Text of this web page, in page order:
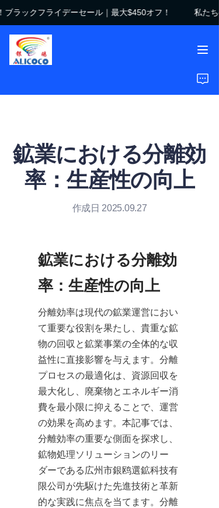
ラックフライデーセール｜最大$450オフ！
私た
私たちのストアへよう
デーセール｜最大$450
鉱業における分離効
率：生産性の向上
作成日 2025.09.27
鉱業における分離効
率：生産性の向上
分離効率は現代の鉱業運営におい
て重要な役割を果たし、貴重な鉱
物の回収と鉱業事業の全体的な収
益性に直接影響を与えます。分離
プロセスの最適化は、資源回収を
最大化し、廃棄物とエネルギー消
費を最小限に抑えることで、運営
の効果を高めます。本記事では、
分離効率の重要な側面を探求し、
鉱物処理ソリューションのリー
ダーである広州市銀鸥選鉱科技有
限公司が先駆けた先進技術と革新
的な実践に焦点を当てます。分離
ホーム
製品
導入事例
会社概要